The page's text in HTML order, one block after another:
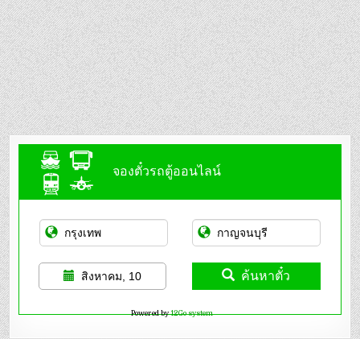
จองตั๋วรถตู้ออนไลน์
สิงหาคม, 10 ค้นหาตั๋ว
Powered by12Go system